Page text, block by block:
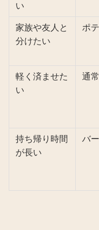
い
家族や友人と
分けたい
ポ
軽く済ませた
い
通
持ち帰り時間
が長い
バ